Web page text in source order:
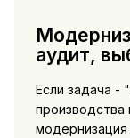
аудит,
Если задача -
производства
модернизация